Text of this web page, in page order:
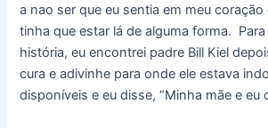
a nao ser que eu sentia em meu coração
tinha que estar lá de alguma forma.
história, eu encontrei padre Bill Kiel
cura e adivinhe para onde ele estava
disponíveis e eu disse, “Minha mãe e eu